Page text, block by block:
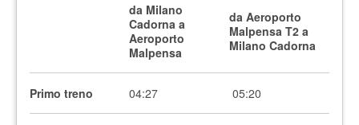
da Milano
Cadorna a
Aeroporto
Malpensa
da Aeroporto
Malpensa T2 a
Milano Cadorna
Primo treno 04:27 05:20